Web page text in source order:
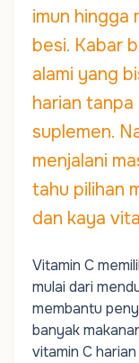
imun hingga
besi. Kabar
alami yang
harian
suplemen.
menjalani
tahu pilihan
dan kaya
Vitamin C
mulai dari
membantu
banyak
vitamin C